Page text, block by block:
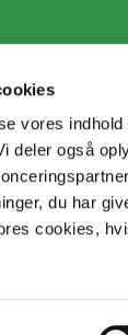
vores
deler også
du har
cookies,
•